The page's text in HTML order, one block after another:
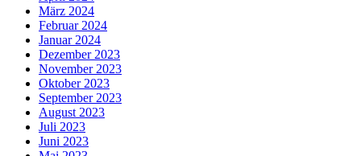
März 2024
Februar 2024
Januar 2024
Dezember 2023
November 2023
Oktober 2023
September 2023
August 2023
Juli 2023
Juni 2023